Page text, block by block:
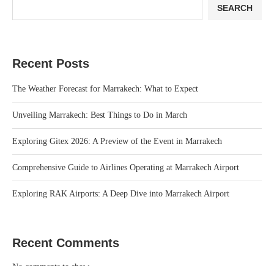
SEARCH
Recent Posts
The Weather Forecast for Marrakech: What to Expect
Unveiling Marrakech: Best Things to Do in March
Exploring Gitex 2026: A Preview of the Event in Marrakech
Comprehensive Guide to Airlines Operating at Marrakech Airport
Exploring RAK Airports: A Deep Dive into Marrakech Airport
Recent Comments